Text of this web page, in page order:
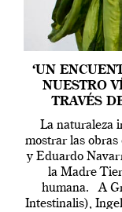
‘UN
NUESTRO
TRAVÉS
La naturaleza
mostrar las
y Eduardo
la Madre
humana. A
Intestinalis),